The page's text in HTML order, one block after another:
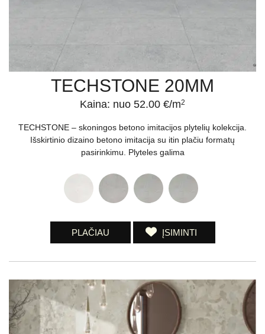
TECHSTONE 20MM
Kaina: nuo 52.00 €/m2
TECHSTONE – skoningos betono imitacijos plytelių kolekcija.
Išskirtinio dizaino betono imitacija su itin plačiu formatų
pasirinkimu. Plyteles galima
PLAČIAU ĮSIMINTI